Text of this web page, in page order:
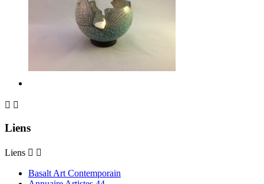
 
Liens
Liens  
Basalt Art Contemporain